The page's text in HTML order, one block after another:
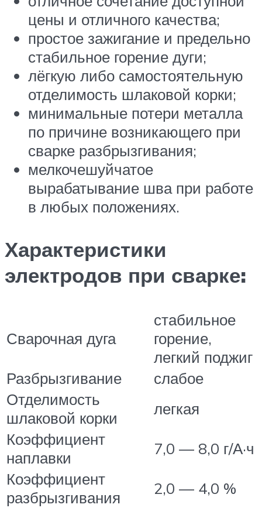
цены и отличного качества;
простое зажигание и предельно
стабильное горение дуги;
лёгкую либо самостоятельную
отделимость шлаковой корки;
минимальные потери металла
по причине возникающего при
сварке разбрызгивания;
мелкочешуйчатое
вырабатывание шва при работе
в любых положениях.
Характеристики
электродов при сварке:
Сварочная дуга
стабильное
горение,
легкий поджиг
Разбрызгивание
слабое
Отделимость
шлаковой корки
легкая
Коэффициент
наплавки
7,0 — 8,0 г/А·ч
Коэффициент
разбрызгивания
2,0 — 4,0 %